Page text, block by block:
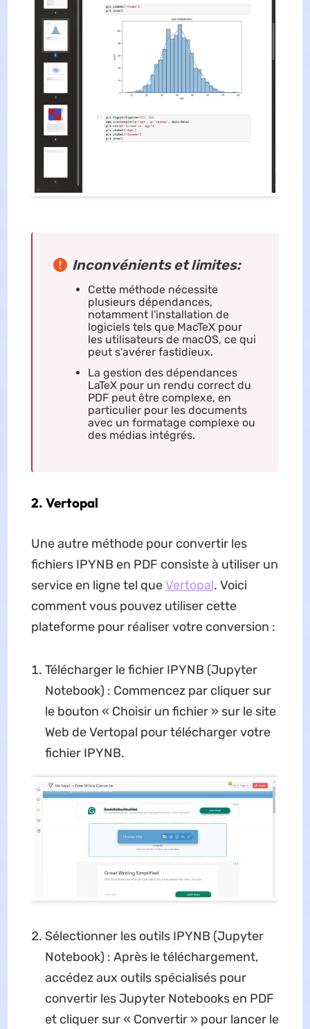
Inconvénients et limites:
Cette méthode nécessite
plusieurs dépendances,
notamment l'installation de
logiciels tels que MacTeX pour
les utilisateurs de macOS, ce qui
peut s'avérer fastidieux.
La gestion des dépendances
LaTeX pour un rendu correct du
PDF peut être complexe, en
particulier pour les documents
avec un formatage complexe ou
des médias intégrés.
2. Vertopal
Une autre méthode pour convertir les
fichiers IPYNB en PDF consiste à utiliser un
service en ligne tel que Vertopal. Voici
comment vous pouvez utiliser cette
plateforme pour réaliser votre conversion :
Télécharger le fichier IPYNB (Jupyter
Notebook) : Commencez par cliquer sur
le bouton « Choisir un fichier » sur le site
Web de Vertopal pour télécharger votre
fichier IPYNB.
Sélectionner les outils IPYNB (Jupyter
Notebook) : Après le téléchargement,
accédez aux outils spécialisés pour
convertir les Jupyter Notebooks en PDF
et cliquer sur « Convertir » pour lancer le